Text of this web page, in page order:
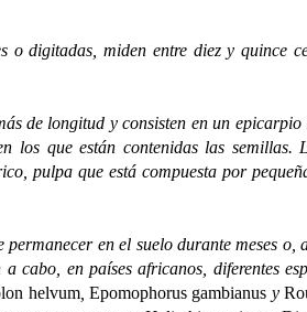
digitadas, miden entre diez y quince
de longitud y consisten en un
que están contenidas las semillas.
pulpa que está compuesta por
en el suelo durante meses o,
en países africanos, diferentes
helvum,Epomophorus gambianus y